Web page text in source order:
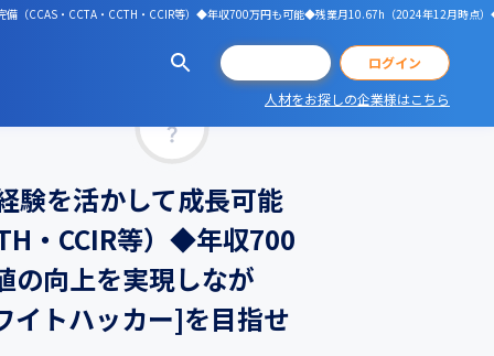
CCAS・CCTA・CCTH・CCIR等）◆年収700万円も可能◆残業月10.67h（2024年12月時
ログイン
人材をお探しの企業様はこちら
験を活かして成長可能
・CCIR等）◆年収700
向上を実現しなが
イトハッカー]を目指せ